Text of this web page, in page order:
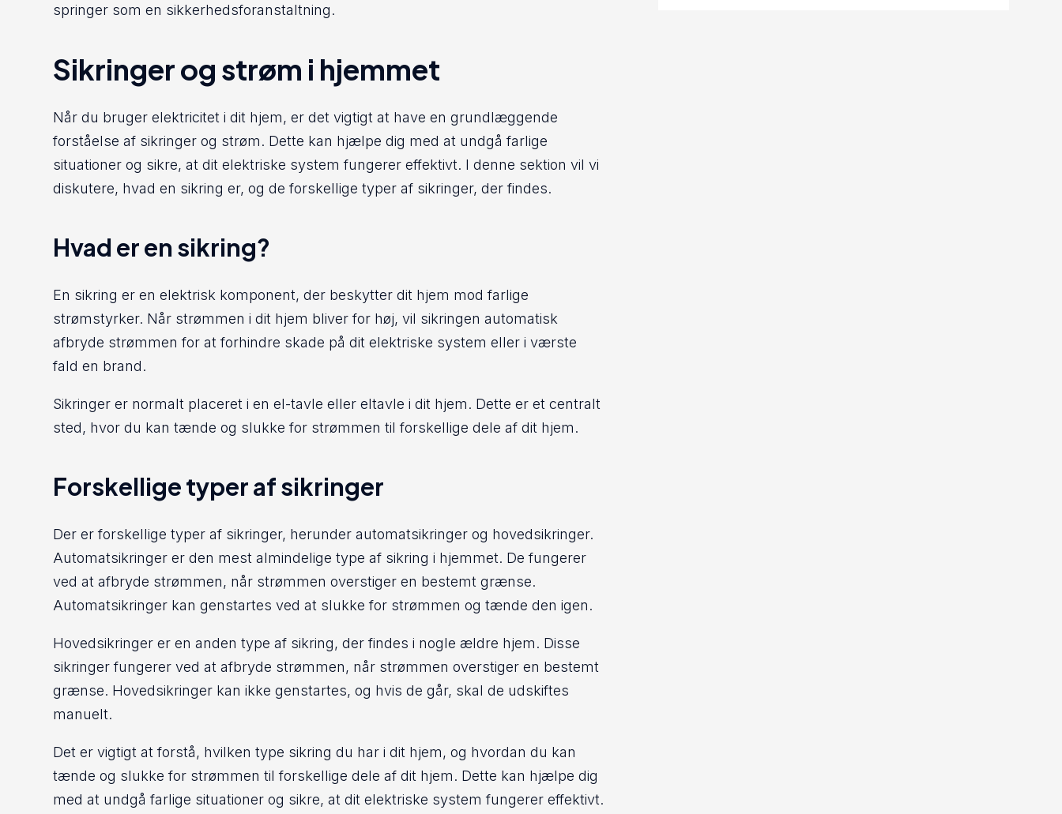
springer som en sikkerhedsforanstaltning.
Sikringer og strøm i hjemmet
Når du bruger elektricitet i dit hjem, er det vigtigt at have en grundlæggende
forståelse af sikringer og strøm. Dette kan hjælpe dig med at undgå farlige
situationer og sikre, at dit elektriske system fungerer effektivt. I denne sektion vil vi
diskutere, hvad en sikring er, og de forskellige typer af sikringer, der findes.
Hvad er en sikring?
En sikring er en elektrisk komponent, der beskytter dit hjem mod farlige
strømstyrker. Når strømmen i dit hjem bliver for høj, vil sikringen automatisk
afbryde strømmen for at forhindre skade på dit elektriske system eller i værste
fald en brand.
Sikringer er normalt placeret i en el-tavle eller eltavle i dit hjem. Dette er et centralt
sted, hvor du kan tænde og slukke for strømmen til forskellige dele af dit hjem.
Forskellige typer af sikringer
Der er forskellige typer af sikringer, herunder automatsikringer og hovedsikringer.
Automatsikringer er den mest almindelige type af sikring i hjemmet. De fungerer
ved at afbryde strømmen, når strømmen overstiger en bestemt grænse.
Automatsikringer kan genstartes ved at slukke for strømmen og tænde den igen.
Hovedsikringer er en anden type af sikring, der findes i nogle ældre hjem. Disse
sikringer fungerer ved at afbryde strømmen, når strømmen overstiger en bestemt
grænse. Hovedsikringer kan ikke genstartes, og hvis de går, skal de udskiftes
manuelt.
Det er vigtigt at forstå, hvilken type sikring du har i dit hjem, og hvordan du kan
tænde og slukke for strømmen til forskellige dele af dit hjem. Dette kan hjælpe dig
med at undgå farlige situationer og sikre, at dit elektriske system fungerer effektivt.